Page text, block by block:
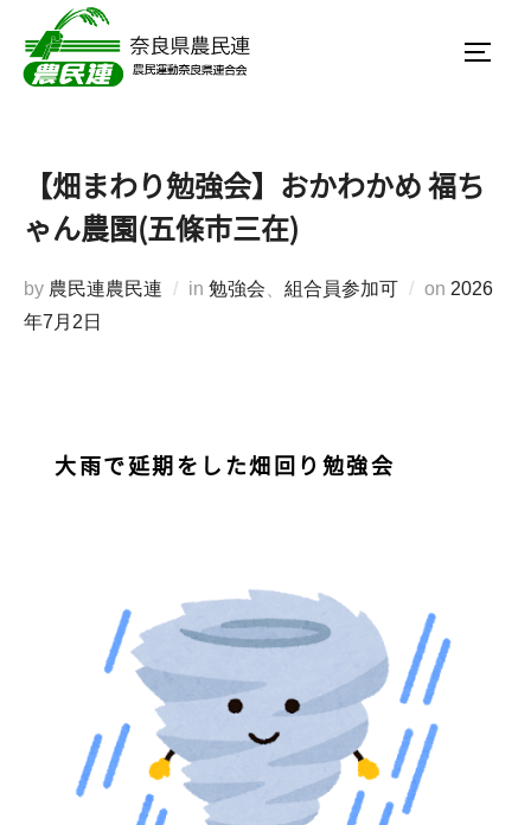
【畑まわり勉強会】おかわかめ 福ち
ゃん農園(五條市三在)
by 農民連農民連 in 勉強会 組合員参加可 on 2026
年7月2日
大雨で延期をした畑回り勉強会